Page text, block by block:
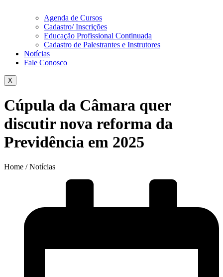
Agenda de Cursos
Cadastro/ Inscrições
Educação Profissional Continuada
Cadastro de Palestrantes e Instrutores
Notícias
Fale Conosco
X
Cúpula da Câmara quer
discutir nova reforma da
Previdência em 2025
Home / Notícias